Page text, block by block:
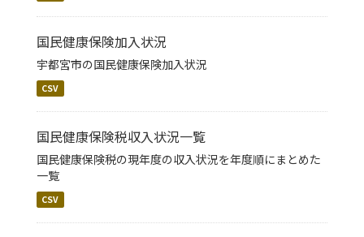
国民健康保険加入状況
宇都宮市の国民健康保険加入状況
CSV
国民健康保険税収入状況一覧
国民健康保険税の現年度の収入状況を年度順にまとめた
一覧
CSV